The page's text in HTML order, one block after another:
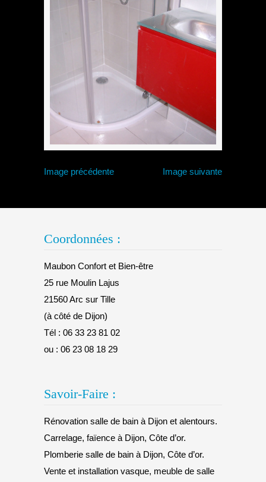
Image précédente Image suivante
Coordonnées :
Maubon Confort et Bien-être
25 rue Moulin Lajus
21560 Arc sur Tille
(à côté de Dijon)
Tél : 06 33 23 81 02
ou : 06 23 08 18 29
Savoir-Faire :
Rénovation salle de bain à Dijon et alentours.
Carrelage, faïence à Dijon, Côte d’or.
Plomberie salle de bain à Dijon, Côte d’or.
Vente et installation vasque, meuble de salle